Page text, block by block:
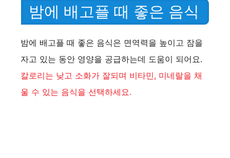
밤에 배고플 때 좋은 음식
밤에 배고플 때 좋은 음식은 면역력을 높이고 잠을
자고 있는 동안 영양을 공급하는데 도움이 되어요.
칼로리는 낮고 소화가 잘되며 비타민, 미네랄을 채
울 수 있는 음식을 선택하세요.